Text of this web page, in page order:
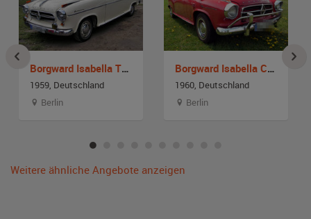
Borgward Isabella TS Cabrio
1959, Deutschland
Berlin
Borgward Isabella Coupe
1960, Deutschland
Berlin
Weitere ähnliche Angebote anzeigen